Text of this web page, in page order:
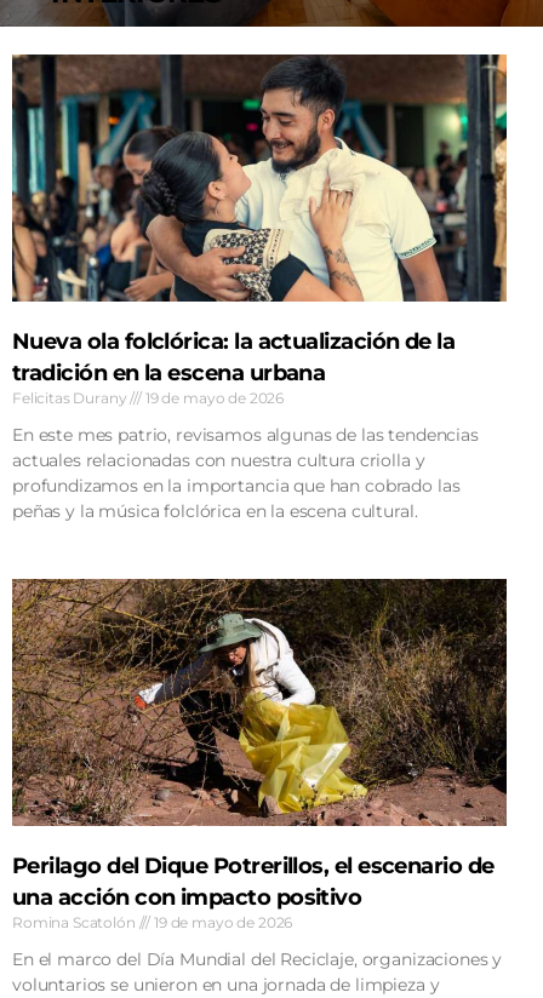
AGENDA
Nueva ola folclórica: la actualización de la
tradición en la escena urbana
Felicitas Durany 19 de mayo de 2026
En este mes patrio, revisamos algunas de las tendencias
actuales relacionadas con nuestra cultura criolla y
profundizamos en la importancia que han cobrado las
peñas y la música folclórica en la escena cultural.
Perilago del Dique Potrerillos, el escenario de
una acción con impacto positivo
Romina Scatolón 19 de mayo de 2026
En el marco del Día Mundial del Reciclaje, organizaciones y
voluntarios se unieron en una jornada de limpieza y